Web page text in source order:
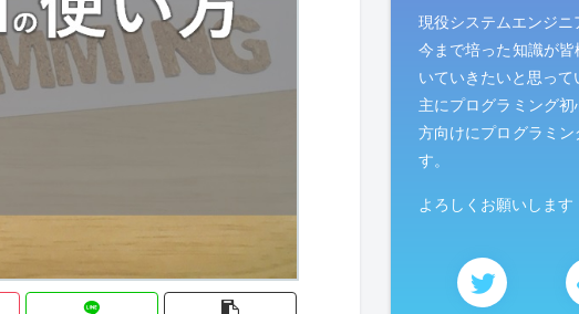
現役システムエンジニ
今まで培った知識が
いていきたいと思って
主にプログラミング
方向けにプログラミ
す。
よろしくお願いします